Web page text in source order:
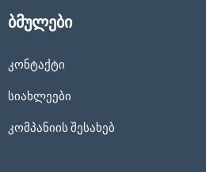
ბმულები
კონტაქტი
სიახლეები
კომპანიის შესახებ